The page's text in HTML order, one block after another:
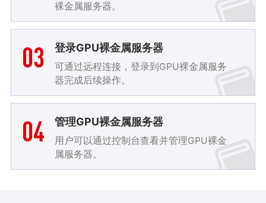
裸金属服务器。
登录GPU裸金属服务器
可通过远程连接，登录到GPU裸金属服务
器完成后续操作。
03
管理GPU裸金属服务器
用户可以通过控制台查看并管理GPU裸金
属服务器。
04